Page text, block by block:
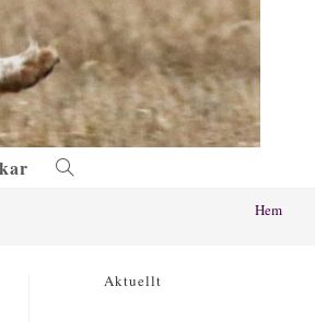
Slå
Hem
Aktuellt